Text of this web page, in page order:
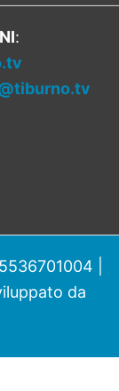
:
|
da